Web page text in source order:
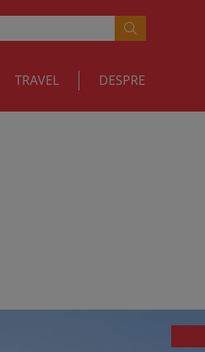
TRAVEL DESPRE